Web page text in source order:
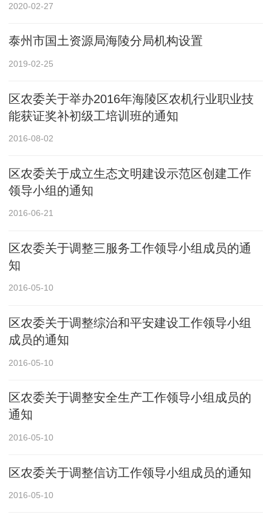
2020-02-27
泰州市国土资源局海陵分局机构设置
2019-02-25
区农委关于举办2016年海陵区农机行业职业技
能获证奖补初级工培训班的通知
2016-08-02
区农委关于成立生态文明建设示范区创建工作
领导小组的通知
2016-06-21
区农委关于调整三服务工作领导小组成员的通
知
2016-05-10
区农委关于调整综治和平安建设工作领导小组
成员的通知
2016-05-10
区农委关于调整安全生产工作领导小组成员的
通知
2016-05-10
区农委关于调整信访工作领导小组成员的通知
2016-05-10